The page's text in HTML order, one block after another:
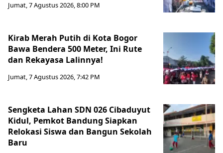
Jumat, 7 Agustus 2026, 8:00 PM
Kirab Merah Putih di Kota Bogor
Bawa Bendera 500 Meter, Ini Rute
dan Rekayasa Lalinnya!
Jumat, 7 Agustus 2026, 7:42 PM
Sengketa Lahan SDN 026 Cibaduyut
Kidul, Pemkot Bandung Siapkan
Relokasi Siswa dan Bangun Sekolah
Baru